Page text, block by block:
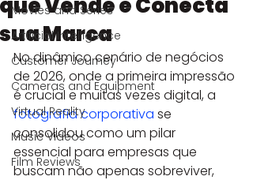
Movies and Series
Artificial Intelligence
Customer Journey
Cameras and Equipment
Virtual Reality
Music Videos
Film Reviews
sua Marca
No dinâmico cenário de negócios
de 2026, onde a primeira impressão
é crucial e muitas vezes digital, a
fotografia corporativa se
consolidou como um pilar
essencial para empresas que
buscam não apenas sobreviver,